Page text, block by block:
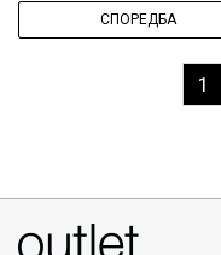
СПОРЕДБА
1